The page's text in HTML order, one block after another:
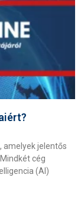
amelyek jelentős
cég
(AI)